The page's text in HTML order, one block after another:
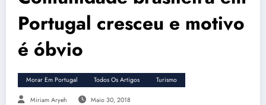
Portugal cresceu e motivo
é óbvio
Morar Em Portugal Todos Os Artigos Turismo
Miriam Aryeh Maio 30, 2018